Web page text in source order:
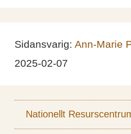
Sidansvarig: Ann-Marie
2025-02-07
Nationellt